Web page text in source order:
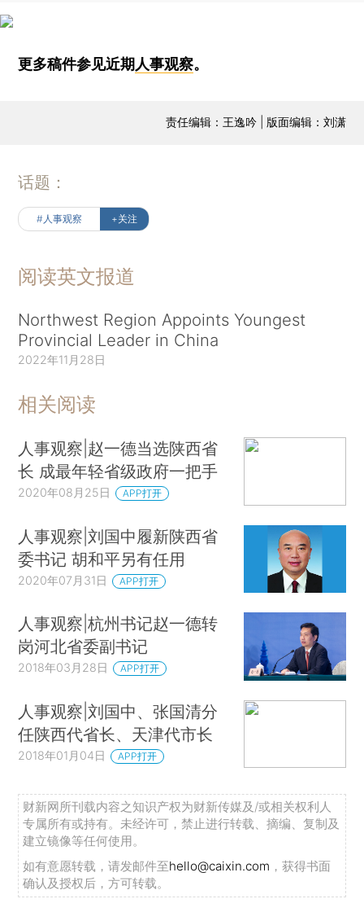
更多稿件参见近期 人事观察。
责任编辑：王逸吟 | 版面编辑：刘潇
话题：
#人事观察 +关注
阅读英文报道
Northwest Region Appoints Youngest
Provincial Leader in China
2022年11月28日
相关阅读
人事观察|赵一德当选陕西省
长 成最年轻省级政府一把手
2020年08月25日 APP打开
人事观察|刘国中履新陕西省
委书记 胡和平另有任用
2020年07月31日 APP打开
人事观察|杭州书记赵一德转
岗河北省委副书记
2018年03月28日 APP打开
人事观察|刘国中、张国清分
任陕西代省长、天津代市长
2018年01月04日 APP打开
财新网所刊载内容之知识产权为财新传媒及/或相关权利人
专属所有或持有。未经许可，禁止进行转载、摘编、复制及
建立镜像等任何使用。
如有意愿转载，请发邮件至hello@caixin.com ，获得书面
确认及授权后，方可转载。